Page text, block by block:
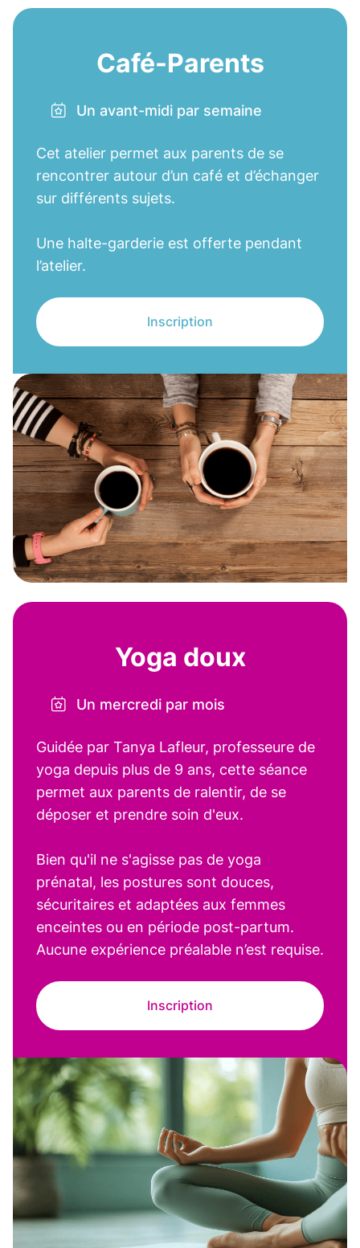
Café-Parents
Un avant-midi par semaine
Cet atelier permet aux parents de se
rencontrer autour d’un café et d’échanger
sur différents sujets.
Une halte-garderie est offerte pendant
l’atelier.
Inscription
Yoga doux
Un mercredi par mois
Guidée par Tanya Lafleur, professeure de
yoga depuis plus de 9 ans, cette séance
permet aux parents de ralentir, de se
déposer et prendre soin d'eux.
Bien qu'il ne s'agisse pas de yoga
prénatal, les postures sont douces,
sécuritaires et adaptées aux femmes
enceintes ou en période post-partum.
Aucune expérience préalable n’est requise.
Inscription